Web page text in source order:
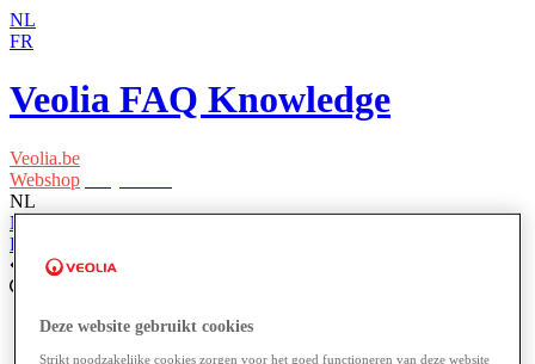
NL
FR
Veolia FAQ Knowledge
Veolia.be
Webshop
NL
NL
FR
Home
Facturen en betalingen
Deze website gebruikt cookies
Strikt noodzakelijke cookies zorgen voor het goed functioneren van deze website